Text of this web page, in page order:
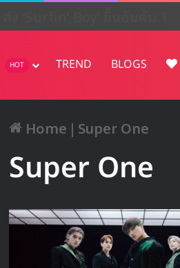
HOT TREND BLOGS
Home | Super One
Super One